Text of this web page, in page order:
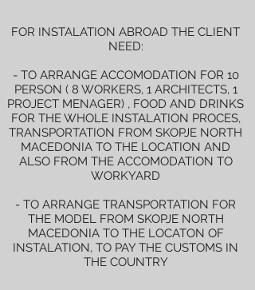
FOR INSTALATION ABROAD THE CLIENT
NEED:
- TO ARRANGE ACCOMODATION FOR 10
PERSON ( 8 WORKERS, 1 ARCHITECTS, 1
PROJECT MENAGER) , FOOD AND DRINKS
FOR THE WHOLE INSTALATION PROCES,
TRANSPORTATION FROM SKOPJE NORTH
MACEDONIA TO THE LOCATION AND
ALSO FROM THE ACCOMODATION TO
WORKYARD
- TO ARRANGE TRANSPORTATION FOR
THE MODEL FROM SKOPJE NORTH
MACEDONIA TO THE LOCATON OF
INSTALATION, TO PAY THE CUSTOMS IN
THE COUNTRY